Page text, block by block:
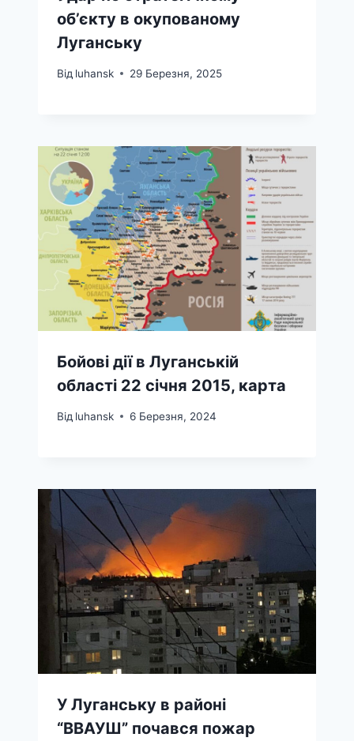
об’єкту в окупованому
Луганську
Від luhansk 29 Березня, 2025
Бойові дії в Луганській
області 22 січня 2015, карта
Від luhansk 6 Березня, 2024
У Луганську в районі
“ВВАУШ” почався пожар